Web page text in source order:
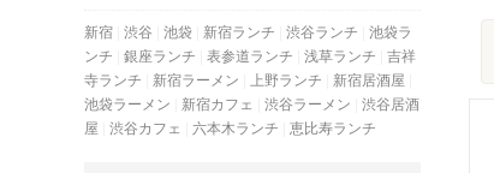
新宿 渋谷 池袋 新宿ランチ 渋谷ランチ 池袋ラ
ンチ 銀座ランチ 表参道ランチ 浅草ランチ 吉祥
寺ランチ
新宿ラーメン 上野ランチ
新宿居酒屋
池袋ラーメン
新宿カフェ 渋谷ラーメン 渋谷居酒
屋 渋谷カフェ 六本木ランチ 恵比寿ランチ